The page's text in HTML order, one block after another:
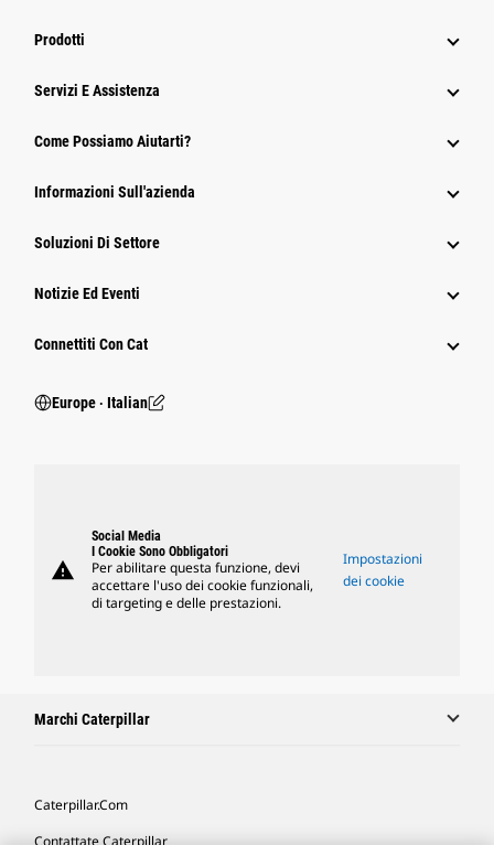
Prodotti
Servizi E Assistenza
Come Possiamo Aiutarti?
Informazioni Sull'azienda
Soluzioni Di Settore
Notizie Ed Eventi
Connettiti Con Cat
Europe ‧ Italian
warning
Social Media
I Cookie Sono Obbligatori
Per abilitare questa funzione, devi
accettare l'uso dei cookie funzionali,
di targeting e delle prestazioni.
Impostazioni
dei cookie
Marchi Caterpillar
Caterpillar.com
Contattate Caterpillar